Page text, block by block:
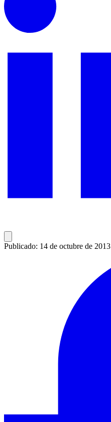
Publicado: 14 de octubre de 2013